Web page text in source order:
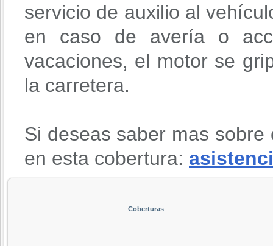
servicio de auxilio al
en caso de avería o
vacaciones, el motor se
la carretera.
Si deseas saber mas
en esta cobertura:
Coberturas